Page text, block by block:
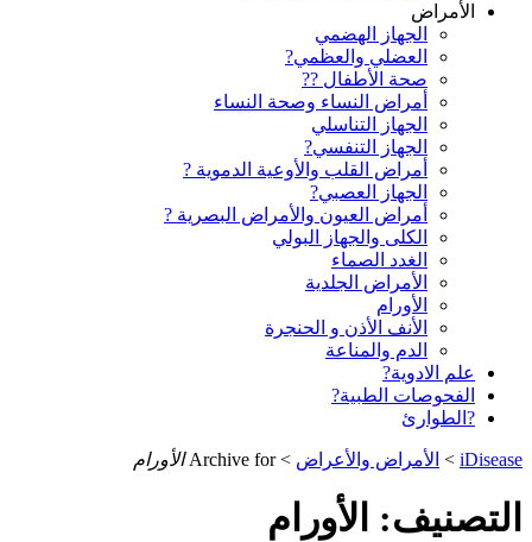
الأمراض
الجهاز الهضمي
العضلي والعظمي?
صحة الأطفال ??
أمراض النساء وصحة النساء
الجهاز التناسلي
الجهاز التنفسي?
أمراض القلب والأوعية الدموية ?
الجهاز العصبي?
أمراض العيون والأمراض البصرية ?️
الكلى والجهاز البولي
الغدد الصماء
الأمراض الجلدية
الأورام
الأنف الأذن و الحنجرة
الدم والمناعة
علم الادوية?
الفحوصات الطبية?
?الطوارئ
iDisease
> الأمراض والأعراض >
Archive for الأورام
التصنيف: الأورام